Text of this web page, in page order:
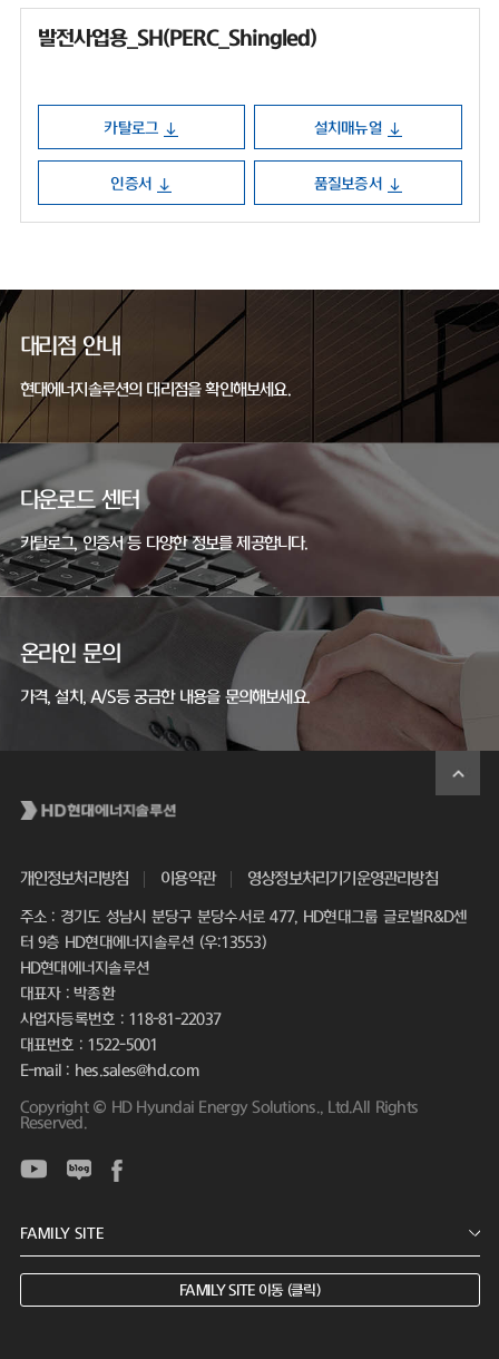
발전사업용_SH(PERC_Shingled)
카탈로그 설치매뉴얼
인증서 품질보증서
대리점 안내
현대에너지솔루션의 대리점을 확인해보세요.
다운로드 센터
카탈로그, 인증서 등 다양한 정보를 제공합니다.
온라인 문의
가격, 설치, A/S등 궁금한 내용을 문의해보세요.
개인정보처리방침 이용약관 영상정보처리기기운영관리방침
주소 : 경기도 성남시 분당구 분당수서로 477, HD현대그룹 글로벌R&D센
터 9층 HD현대에너지솔루션 (우:13553)
HD현대에너지솔루션
대표자 : 박종환
사업자등록번호 : 118-81-22037
대표번호 : 1522-5001
E-mail : hes.sales@hd.com
Copyright © HD Hyundai Energy Solutions., Ltd.All Rights
Reserved.
FAMILY SITE 이동 (클릭)